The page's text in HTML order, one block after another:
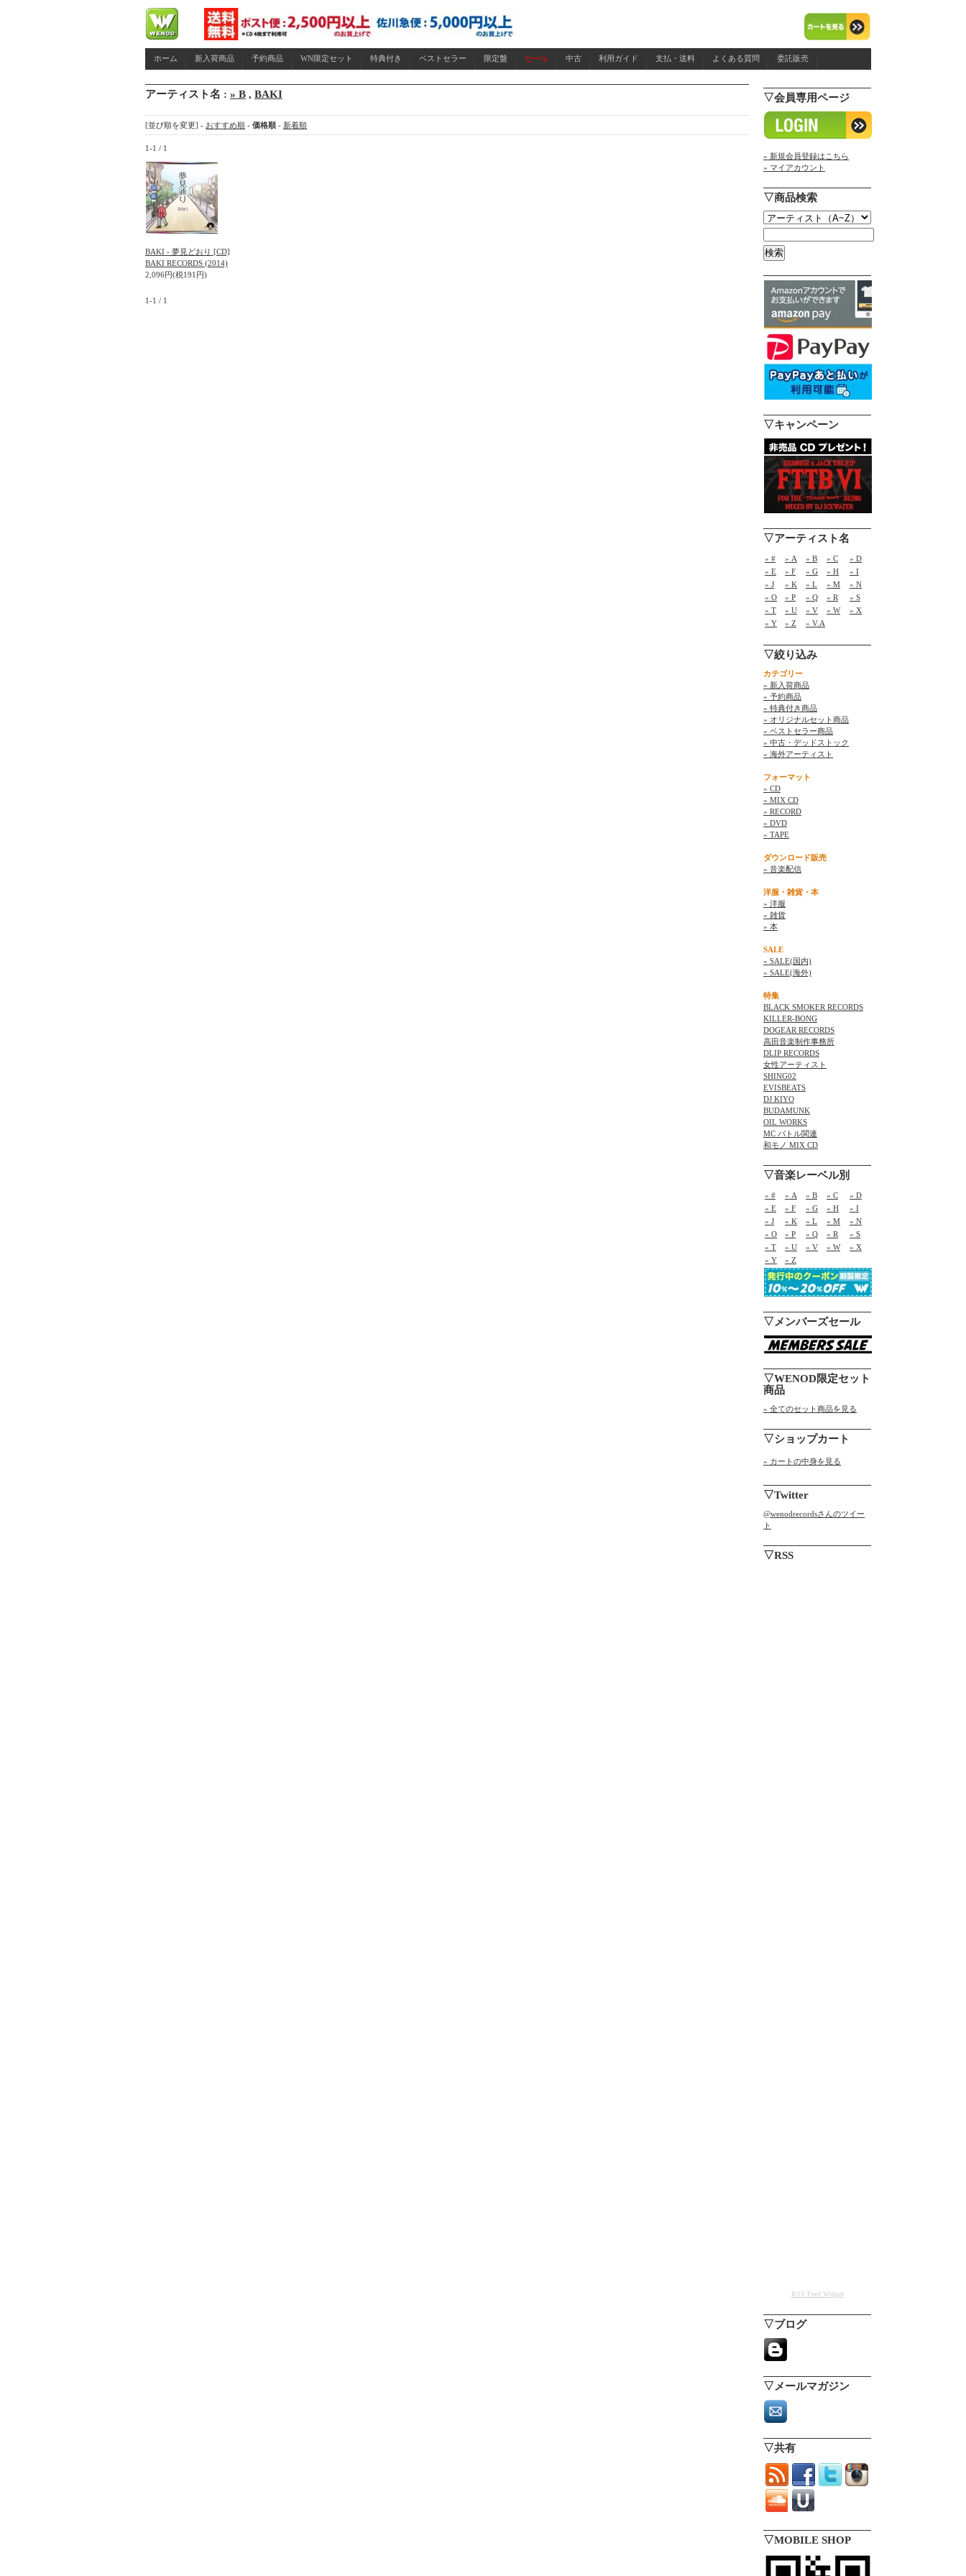
ホーム 新入荷商品 予約商品 WN限定セット 特典付き ベストセラー 限定盤 セール 中古 利用ガイド 支払・送料 よくある質問 委託販売
アーティスト名 : » B , BAKI
[並び順を変更] - おすすめ順 - 価格順 - 新着順
1-1 / 1
BAKI - 夢見どおり [CD]
BAKI RECORDS (2014)
2,096円(税191円)
1-1 / 1
▽会員専用ページ
» 新規会員登録はこちら
» マイアカウント
▽商品検索
▽キャンペーン
▽アーティスト名
» # » A » B » C
» D
» E
» F » G » H
» I
» J
» K » L » M
» N
» O
» P » Q » R
» S
» T
» U » V » W
» X
» Y
» Z » V.A
▽絞り込み
カテゴリー
» 新入荷商品
» 予約商品
» 特典付き商品
» オリジナルセット商品
» ベストセラー商品
» 中古・デッドストック
» 海外アーティスト
フォーマット
» CD
» MIX CD
» RECORD
» DVD
» TAPE
ダウンロード販売
» 音楽配信
洋服・雑貨・本
» 洋服
» 雑貨
» 本
SALE
» SALE(国内)
» SALE(海外)
特集
BLACK SMOKER RECORDS
KILLER-BONG
DOGEAR RECORDS
高田音楽制作事務所
DLIP RECORDS
女性アーティスト
SHING02
EVISBEATS
DJ KIYO
BUDAMUNK
OIL WORKS
MC バトル関連
和モノ MIX CD
▽音楽レーベル別
» # » A » B » C
» D
» E
» F » G » H
» I
» J
» K » L » M
» N
» O
» P » Q » R
» S
» T
» U » V » W
» X
» Y
» Z
▽メンバーズセール
▽WENOD限定セット
商品
» 全てのセット商品を見る
▽ショップカート
» カートの中身を見る
▽Twitter
@wenodrecordsさんのツイー
ト
▽RSS
RSS Feed Widget
▽ブログ
▽メールマガジン
▽共有
▽MOBILE SHOP